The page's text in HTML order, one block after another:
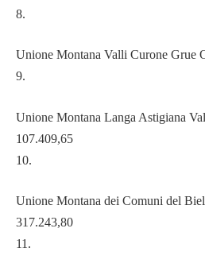
8.
Unione Montana Valli Curone Grue
9.
Unione Montana Langa Astigiana
107.409,65
10.
Unione Montana dei Comuni del
317.243,80
11.